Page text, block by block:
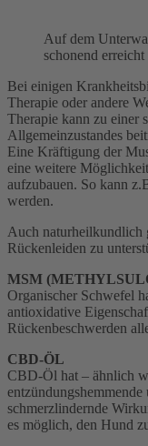
Auf dem
schonend erreicht
Bei einigen
Therapie oder andere
Therapie kann zu einer
Allgemeinzustandes
Eine Kräftigung der
eine weitere
aufzubauen. So kann
werden.
Auch naturheilkundlich
Rückenleiden zu
MSM
Organischer Schwefel
antioxidative
Rückenbeschwerden
CBD-ÖL
CBD-Öl hat – ähnlich
entzündungshemmende
schmerzlindernde
es möglich, den Hund